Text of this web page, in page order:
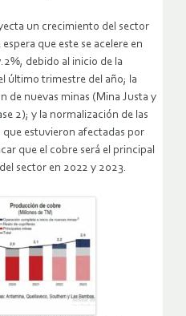
un crecimiento del sector
que este se acelere en
debido al inicio de la
último trimestre del año; la
de nuevas minas (Mina Justa y
2); y la normalización de las
que estuvieron afectadas por
que el cobre será el principal
sector en 2022 y 2023.